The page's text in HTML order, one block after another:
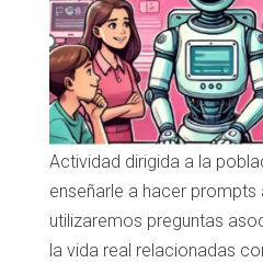
Actividad dirigida a la
enseñarle a hacer prompts
utilizaremos preguntas
la vida real relacionadas